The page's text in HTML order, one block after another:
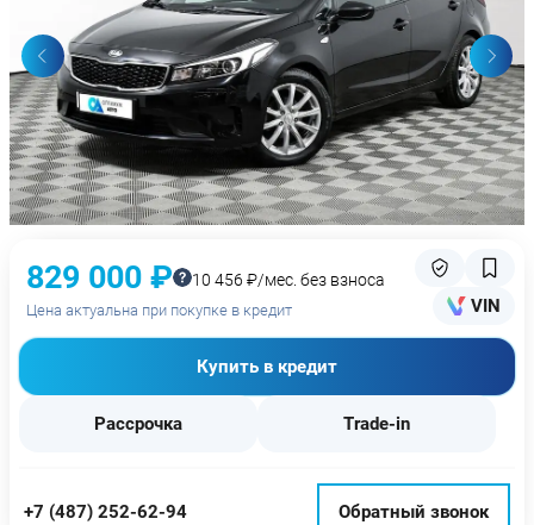
829 000 ₽ 10 456 ₽/мес. без взноса
Цена актуальна при покупке в кредит VIN
Купить в кредит
Рассрочка Trade-in
+7 (487) 252-62-94 Обратный звонок